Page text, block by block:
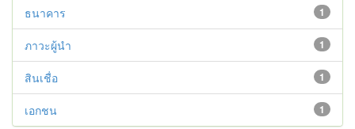
1
ธนาคาร
1
ภาวะผู้นำ
1
สินเชื่อ
1
เอกชน